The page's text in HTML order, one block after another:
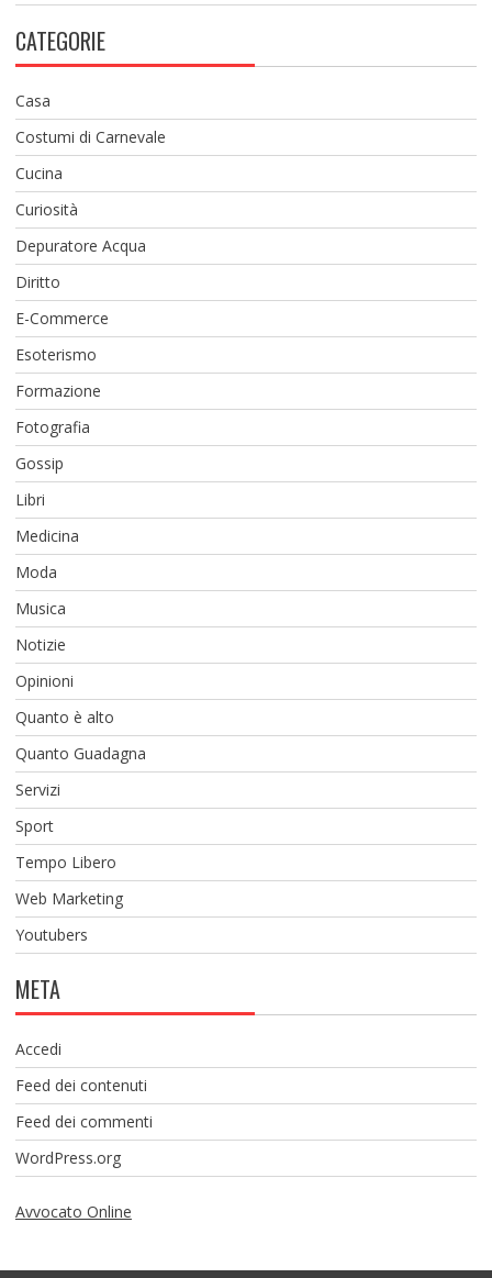
CATEGORIE
Casa
Costumi di Carnevale
Cucina
Curiosità
Depuratore Acqua
Diritto
E-Commerce
Esoterismo
Formazione
Fotografia
Gossip
Libri
Medicina
Moda
Musica
Notizie
Opinioni
Quanto è alto
Quanto Guadagna
Servizi
Sport
Tempo Libero
Web Marketing
Youtubers
META
Accedi
Feed dei contenuti
Feed dei commenti
WordPress.org
Avvocato Online